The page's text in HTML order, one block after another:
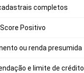
completos
Positivo
ou renda presumida
e limite de crédito